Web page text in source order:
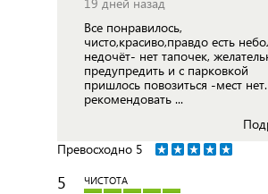
Все понравилось,
чисто,красиво,правдо есть
недочёт- нет тапочек,
предупредить и с парковкой
пришлось повозиться -мест
рекомендовать ...
Превосходно 5
5 ЧИСТОТА